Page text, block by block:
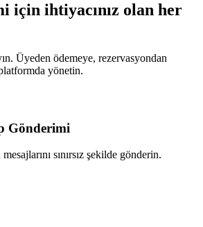
için ihtiyacınız olan her
Üyeden ödemeye, rezervasyondan
yönetin.
Gönderimi
sınırsız şekilde gönderin.